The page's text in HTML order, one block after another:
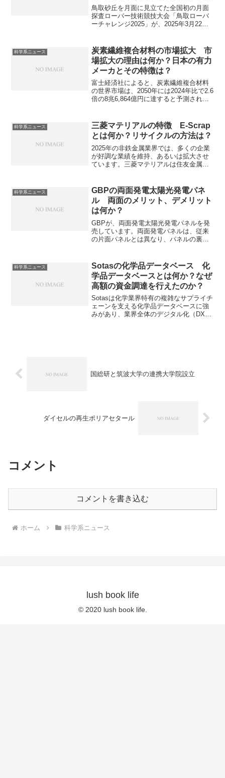
かっていないことは何か？
​鳥取砂丘を月面に見立てた全国初の月面
探査ローバー技術競技大会「鳥取ローバ
ーチャレンジ2025」が、2025年3月22日
けの月面探査ローバーの開発体験を提供
する機会になっています。なぜ月面探査
基は重要なのか、どんな種類があるのか
を知ることができます。
科学系ニュース
炭素繊維複合材料の市場拡大 市
場拡大の理由は何か？日本の有力
メーカとその特徴は？
富士経済社によると、炭素繊維複合材料
の世界市場は、2050年には2024年比で2.6
倍の8兆6,864億円に達すると予測されて
り、特に東レ、帝人、三菱ケミカルの3社
は有力企業として知られています。それ
ぞれの企業の特徴を知ることができま
す。
科学系ニュース
三菱マテリアルの特徴 E-Scrap
とは何か？リサイクルの方法は？
2025年の非鉄金属業界では、多くの企業
が好調な業績を維持、あるいは拡大させ
ています。三菱マテリアルは住友金属鉱
や高いシェアを持つ超硬工具について知
ることができます。
科学系ニュース
GBPの両面発電太陽光発電パネ
ル 両面のメリット、デメリット
は何か？
GBPが、両面発電太陽光発電パネルを発
売しています。両面発電パネルは、従来
の片面パネルとは異なり、パネルの裏面
す。両面発電のメリット、デメリットを
知ることができます。
科学系ニュース
Sotasの化学品データベース 化
学品データベースとは何か？なぜ
高額の資金調達を行えたのか？
Sotasは化学業界特有の複雑なサプライチ
ェーンを支える化学品データベースに強
みがあり、業界全体のデジタル化（DX）
国総研と筑波大学の連携大学院設立
ダイセルの再生ポリアセタール
コメント
コメントを書き込む
ホーム 科学系ニュース
lush book life
© 2020 lush book life.